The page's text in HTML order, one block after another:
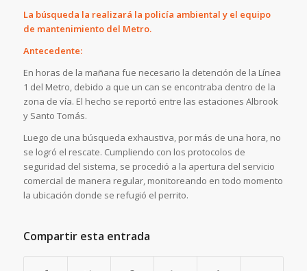
La búsqueda la realizará la policía ambiental y el equipo
de mantenimiento del Metro.
Antecedente:
En horas de la mañana fue necesario la detención de la Línea
1 del Metro, debido a que un can se encontraba dentro de la
zona de vía. El hecho se reportó entre las estaciones Albrook
y Santo Tomás.
Luego de una búsqueda exhaustiva, por más de una hora, no
se logró el rescate. Cumpliendo con los protocolos de
seguridad del sistema, se procedió a la apertura del servicio
comercial de manera regular, monitoreando en todo momento
la ubicación donde se refugió el perrito.
Compartir esta entrada